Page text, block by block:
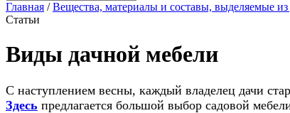
Главная /Вещества, материалы и составы, выделяемые
Статьи
Виды дачной мебели
С наступлением весны, каждый владелец дачи
Здесь предлагается большой выбор садовой